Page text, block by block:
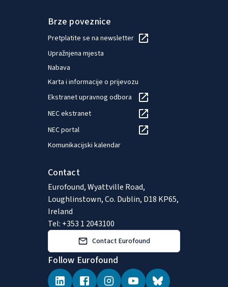
Brze poveznice
Pretplatite se na newsletter
Upražnjena mjesta
Nabava
Karta i informacije o prijevozu
Ekstranet upravnog odbora
NEC ekstranet
NEC portal
Komunikacijski kalendar
Contact
Eurofound, Wyattville Road,
Loughlinstown, Co. Dublin, D18 KP65,
Ireland
Tel: +353 1 2043100
Contact Eurofound
Follow Eurofound